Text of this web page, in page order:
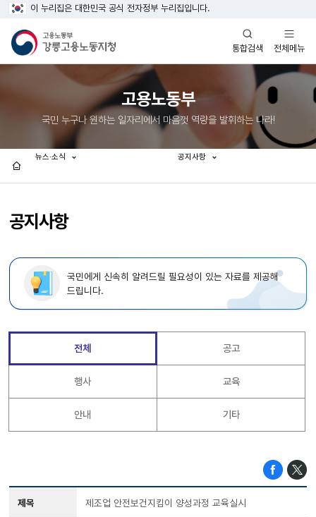
이 누리집은 대한민국 공식 전자정부 누리집입니다.
통합검색
열기
전체메뉴
열기
고용노동부
국민 누구나 원하는 일자리에서 마음껏 역량을 발휘하는 나라!
공지사항
뉴스·소식 공지사항
국민에게 신속히 알려드릴 필요성이 있는 자료를 제공해
드립니다.
전체 공고
행사 교육
안내 기타
제목 제조업 안전보건지킴이 양성과정 교육실시